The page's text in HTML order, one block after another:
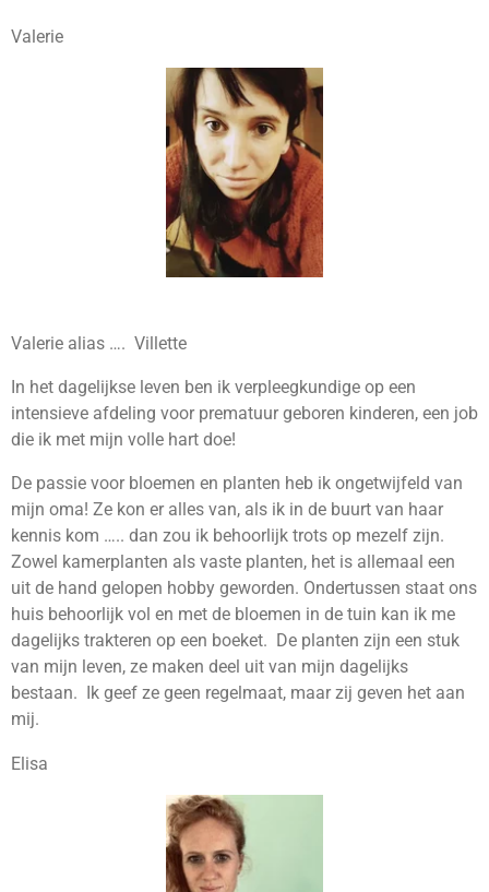
Valerie
Valerie alias …. Villette
In het dagelijkse leven ben ik verpleegkundige op een
intensieve afdeling voor prematuur geboren kinderen, een job
die ik met mijn volle hart doe!
De passie voor bloemen en planten heb ik ongetwijfeld van
mijn oma! Ze kon er alles van, als ik in de buurt van haar
kennis kom ….. dan zou ik behoorlijk trots op mezelf zijn.
Zowel kamerplanten als vaste planten, het is allemaal een
uit de hand gelopen hobby geworden. Ondertussen staat ons
huis behoorlijk vol en met de bloemen in de tuin kan ik me
dagelijks trakteren op een boeket. De planten zijn een stuk
van mijn leven, ze maken deel uit van mijn dagelijks
bestaan. Ik geef ze geen regelmaat, maar zij geven het aan
mij.
Elisa